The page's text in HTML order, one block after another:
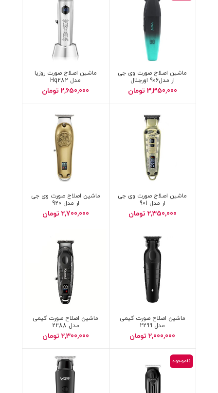
ماشین اصلاح صورت وی جی
ار مدل906 اورجنال
3,350,000 تومان
ماشین اصلاح صورت روزیا
مدل Hq282
2,650,000 تومان
ماشین اصلاح صورت وی جی
ار مدل 901
2,350,000 تومان
ماشین اصلاح صورت وی جی
ار مدل 920
2,700,000 تومان
ماشین اصلاح صورت کیمی
مدل 2299
2,000,000 تومان
ماشین اصلاح صورت کیمی
مدل 2288
2,300,000 تومان
ناموجود